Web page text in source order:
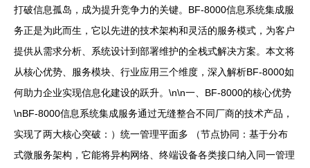
打破信息孤岛，成为提升竞争力的关键。BF-8000信息系统集成服
务正是为此而生，它以先进的技术架构和灵活的服务模式，为客户
提供从需求分析、系统设计到部署维护的全栈式解决方案。本文将
从核心优势、服务模块、行业应用三个维度，深入解析BF-8000如
何助力企业实现信息化建设的跃升。\n\n一、BF-8000的核心优势
\nBF-8000信息系统集成服务通过无缝整合不同厂商的技术产品，
实现了两大核心突破：）统一管理平面多 （节点协同：基于分布
式微服务架构，它能将异构网络、终端设备各类接口纳入同一管理